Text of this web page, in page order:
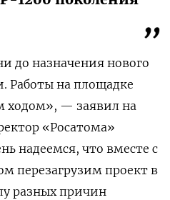
до назначения нового
Работы на площадке
— заявил на
«Росатома»
надеемся, что вместе с
перезагрузим проект в
разных причин